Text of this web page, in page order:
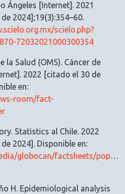
Ángeles [Internet]. 2021
2024];19(3):354–60.
scielo.php?
72032021000300354
la Salud (OMS). Cáncer de
2022 [citado el 30 de
en:
room/fact-
Statistics al Chile. 2022
2024]. Disponible en:
globocan/factsheets/
H. Epidemiological analysis